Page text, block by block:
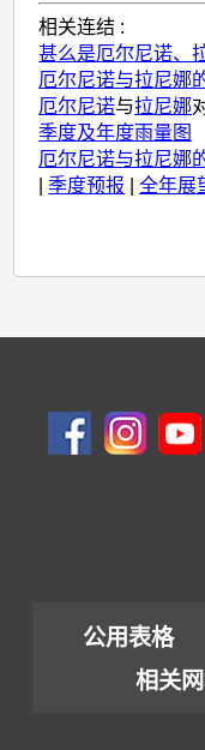
随
笔
相关连结 :
甚么是厄尔尼诺、
厄尔尼诺与拉尼娜
厄尔尼诺与拉尼娜
季度及年度雨量图
厄尔尼诺与拉尼娜
|季度预报 |全年展
公用表格
相关